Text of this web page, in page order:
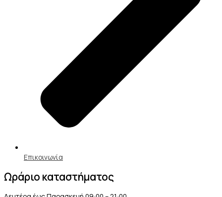
Επικοινωνία
Ωράριο καταστήματος